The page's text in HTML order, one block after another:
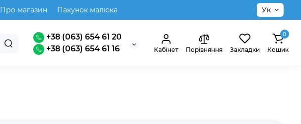
Про магазин Пакунок малюка Ук
+38 (063) 654 61 20
+38 (063) 654 61 16
Кабінет Порівняння Закладки
0
Кошик